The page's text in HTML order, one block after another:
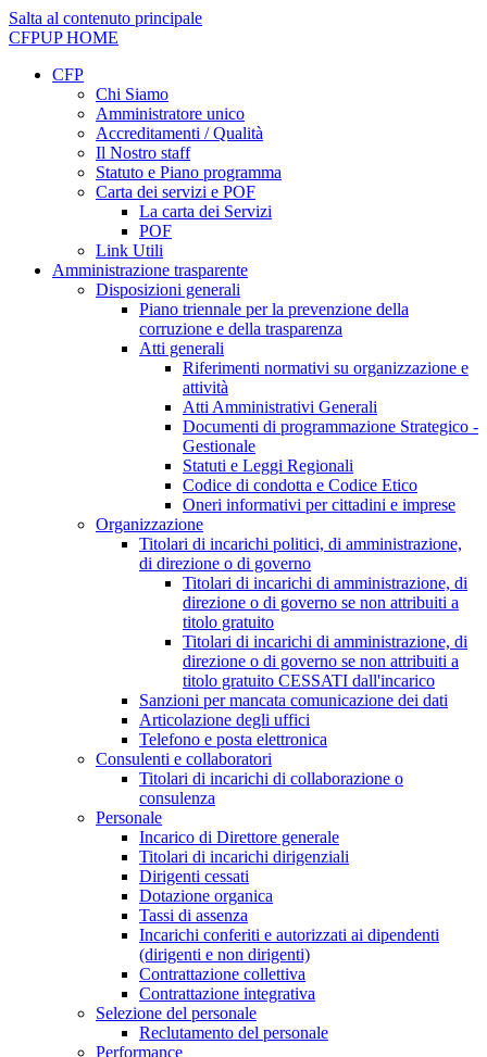
Salta al contenuto principale
CFPUPHOME
CFP
Chi Siamo
Amministratore unico
Accreditamenti / Qualità
Il Nostro staff
Statuto e Piano programma
Carta dei servizi e POF
La carta dei Servizi
POF
Link Utili
Amministrazione trasparente
Disposizioni generali
Piano triennale per la prevenzione della
corruzione e della trasparenza
Atti generali
Riferimenti normativi su organizzazione e
attività
Atti Amministrativi Generali
Documenti di programmazione Strategico -
Gestionale
Statuti e Leggi Regionali
Codice di condotta e Codice Etico
Oneri informativi per cittadini e imprese
Organizzazione
Titolari di incarichi politici, di amministrazione,
di direzione o di governo
Titolari di incarichi di amministrazione, di
direzione o di governo se non attribuiti a
titolo gratuito
Titolari di incarichi di amministrazione, di
direzione o di governo se non attribuiti a
titolo gratuito CESSATI dall'incarico
Sanzioni per mancata comunicazione dei dati
Articolazione degli uffici
Telefono e posta elettronica
Consulenti e collaboratori
Titolari di incarichi di collaborazione o
consulenza
Personale
Incarico di Direttore generale
Titolari di incarichi dirigenziali
Dirigenti cessati
Dotazione organica
Tassi di assenza
Incarichi conferiti e autorizzati ai dipendenti
(dirigenti e non dirigenti)
Contrattazione collettiva
Contrattazione integrativa
Selezione del personale
Reclutamento del personale
Performance